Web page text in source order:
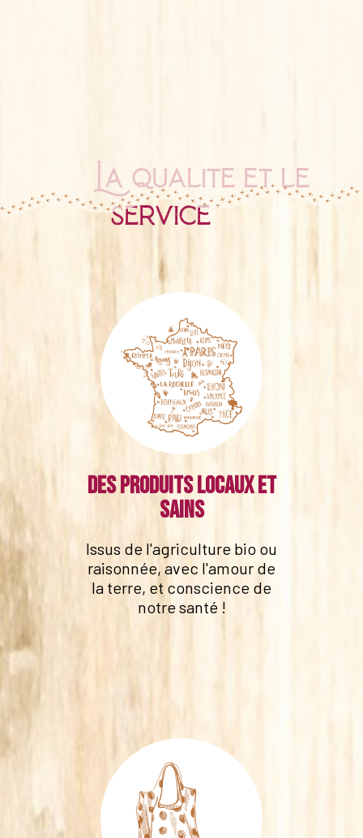
La qualité et le
service
Des produits locaux et
sains
Issus de l'agriculture bio ou
raisonnée, avec l'amour de
la terre, et conscience de
notre santé !